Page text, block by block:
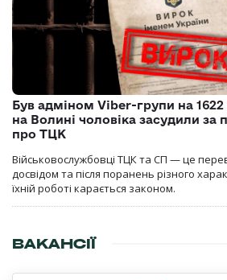
Був адміном Viber-групи на 1622
на Волині чоловіка засудили
про ТЦК
Військовослужбовці ТЦК та СП — це
досвідом та після поранень різного
їхній роботі карається законом.
ВАКАНСІЇ